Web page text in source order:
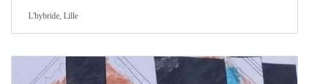
L'hybride, Lille